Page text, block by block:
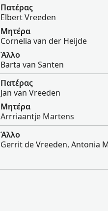
Πατέρας
Elbert Vreeden
Μητέρα
Cornelia van der Heijde
Άλλο
Barta van Santen
Πατέρας
Jan van Vreeden
Μητέρα
Arrriaantje Martens
Άλλο
Gerrit de Vreeden, Antonia